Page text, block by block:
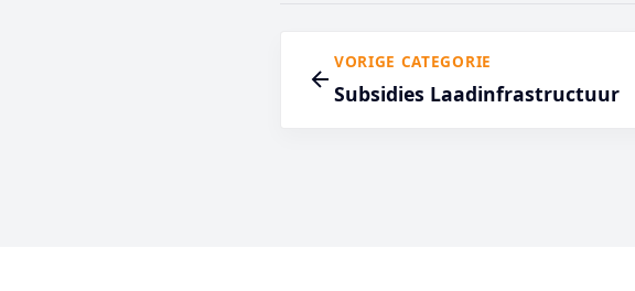
VORIGE CATEGORIE
Subsidies Laadinfrastructuur